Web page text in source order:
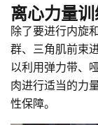
离心力量
除了要进行内旋
群、三角肌前束
以利用弹力带、
肉进行适当的力
性保障。